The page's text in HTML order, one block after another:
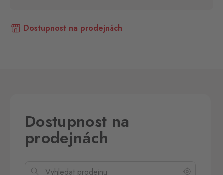
Dostupnost na prodejnách
Dostupnost na
prodejnách